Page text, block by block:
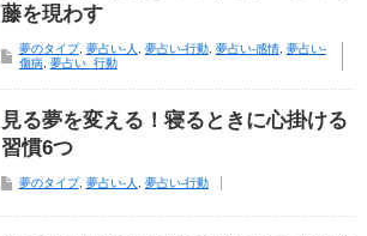
藤を現わす
夢のタイプ, 夢占い-人 夢占い-行動, 夢占い-感情, 夢占い-
傷病, 夢占い_行動
見る夢を変える！寝るときに心掛ける
習慣6つ
夢のタイプ, 夢占い-人 夢占い-行動